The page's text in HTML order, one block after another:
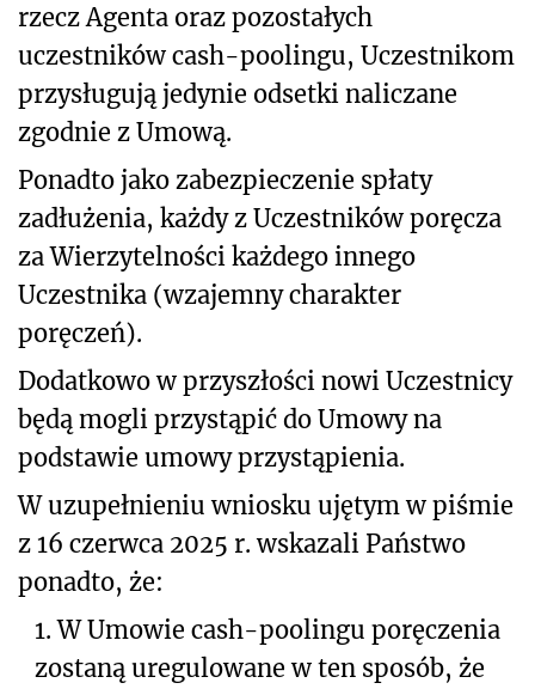
rzecz Agenta oraz pozostałych
uczestników cash-poolingu, Uczestnikom
przysługują jedynie odsetki naliczane
zgodnie z Umową.
Ponadto jako zabezpieczenie spłaty
zadłużenia, każdy z Uczestników poręcza
za Wierzytelności każdego innego
Uczestnika (wzajemny charakter
poręczeń).
Dodatkowo w przyszłości nowi Uczestnicy
będą mogli przystąpić do Umowy na
podstawie umowy przystąpienia.
W uzupełnieniu wniosku ujętym w piśmie
z 16 czerwca 2025 r. wskazali Państwo
ponadto, że:
1. W Umowie cash-poolingu poręczenia
zostaną uregulowane w ten sposób, że